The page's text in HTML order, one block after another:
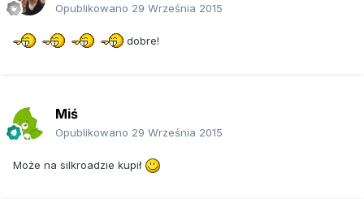
Opublikowano 29 Września 2015
dobre!
Miś
Opublikowano 29 Września 2015
Może na silkroadzie kupił